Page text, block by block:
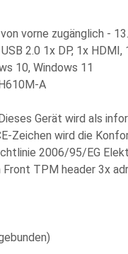
vorne zugänglich -
2.0 1x DP, 1x
10, Windows 11
A
Gerät wird als
Zeichen wird die
2006/95/EG
TPM header 3x